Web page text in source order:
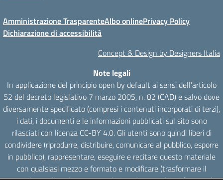
Amministrazione TrasparenteAlbo onlinePrivacy Policy
Dichiarazione di accessibilità
Concept & Design by Designers Italia
Note legali
In applicazione del principio open by default ai sensi dell’articolo
52 del decreto legislativo 7 marzo 2005, n. 82 (CAD) e salvo dove
diversamente specificato (compresi i contenuti incorporati di terzi),
i dati, i documenti e le informazioni pubblicati sul sito sono
rilasciati con licenza CC-BY 4.0. Gli utenti sono quindi liberi di
condividere (riprodurre, distribuire, comunicare al pubblico, esporre
in pubblico), rappresentare, eseguire e recitare questo materiale
con qualsiasi mezzo e formato e modificare (trasformare il